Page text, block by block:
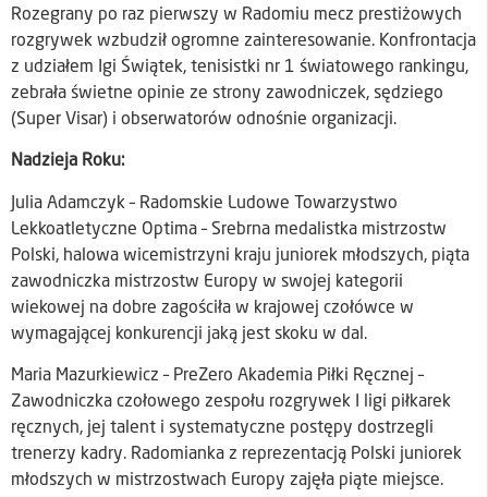
Rozegrany po raz pierwszy w Radomiu mecz prestiżowych
rozgrywek wzbudził ogromne zainteresowanie. Konfrontacja
z udziałem Igi Świątek, tenisistki nr 1 światowego rankingu,
zebrała świetne opinie ze strony zawodniczek, sędziego
(Super Visar) i obserwatorów odnośnie organizacji.
Nadzieja Roku:
Julia Adamczyk – Radomskie Ludowe Towarzystwo
Lekkoatletyczne Optima – Srebrna medalistka mistrzostw
Polski, halowa wicemistrzyni kraju juniorek młodszych, piąta
zawodniczka mistrzostw Europy w swojej kategorii
wiekowej na dobre zagościła w krajowej czołówce w
wymagającej konkurencji jaką jest skoku w dal.
Maria Mazurkiewicz – PreZero Akademia Piłki Ręcznej –
Zawodniczka czołowego zespołu rozgrywek I ligi piłkarek
ręcznych, jej talent i systematyczne postępy dostrzegli
trenerzy kadry. Radomianka z reprezentacją Polski juniorek
młodszych w mistrzostwach Europy zajęła piąte miejsce.